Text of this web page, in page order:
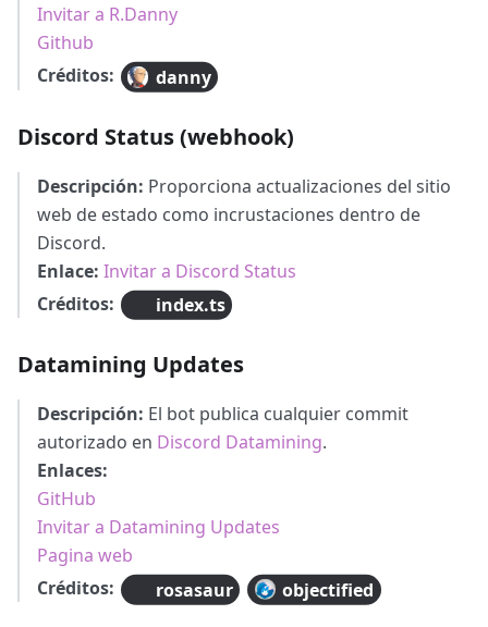
Invitar a R.Danny
Github
Créditos:
danny
Discord Status (webhook)
Descripción: Proporciona actualizaciones del sitio
web de estado como incrustaciones dentro de
Discord.
Enlace: Invitar a Discord Status
Créditos:
index.ts
Datamining Updates
Descripción: El bot publica cualquier commit
autorizado en Discord Datamining.
Enlaces:
GitHub
Invitar a Datamining Updates
Pagina web
Créditos:
rosasaur objectified